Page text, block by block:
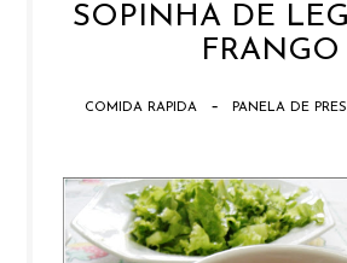
SOPINHA DE
FRANGO
COMIDA RAPIDA - PANELA DE